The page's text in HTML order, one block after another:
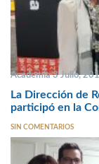
Academia 3 Julio,
La Dirección de
participó en la
SIN COMENTARIOS